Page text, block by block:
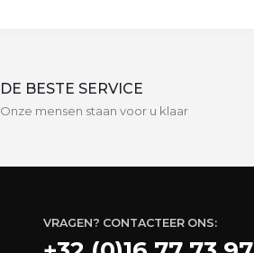
DE BESTE SERVICE
Onze mensen staan voor u klaar
VRAGEN? CONTACTEER ONS: